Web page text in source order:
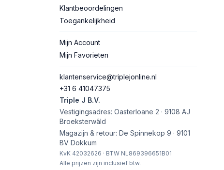
Klantbeoordelingen
Toegankelijkheid
Mijn Account
Mijn Favorieten
klantenservice@triplejonline.nl
+31 6 41047375
Triple J B.V.
Vestigingsadres: Oasterloane 2 · 9108 AJ
Broeksterwâld
Magazijn & retour: De Spinnekop 9 · 9101
BV Dokkum
KvK 42032626 · BTW NL869396651B01
Alle prijzen zijn inclusief btw.